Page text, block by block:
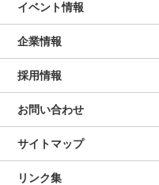
イベント情報
企業情報
採用情報
お問い合わせ
サイトマップ
リンク集